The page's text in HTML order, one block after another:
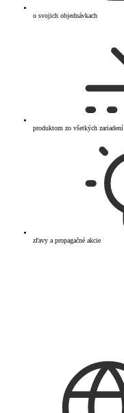
o svojich objednávkach
produktom zo všetkých zariadení
zľavy a propagačné akcie